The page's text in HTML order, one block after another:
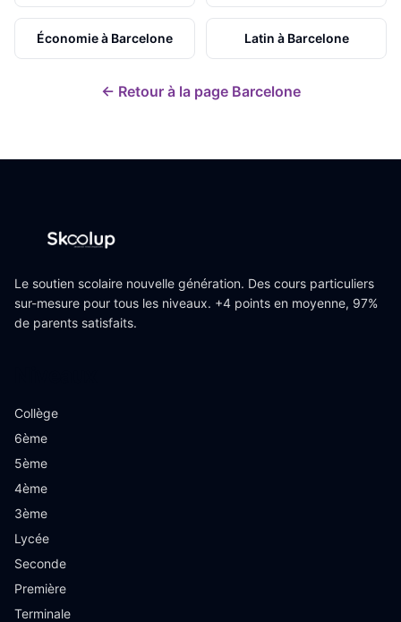
Économieà Barcelone Latin à Barcelone
← Retour à la page Barcelone
Le soutien scolaire nouvelle génération. Des cours particuliers
sur-mesure pour tous les niveaux. +4 points en moyenne, 97%
de parents satisfaits.
Collège
6ème
5ème
4ème
3ème
Lycée
Seconde
Première
Terminale